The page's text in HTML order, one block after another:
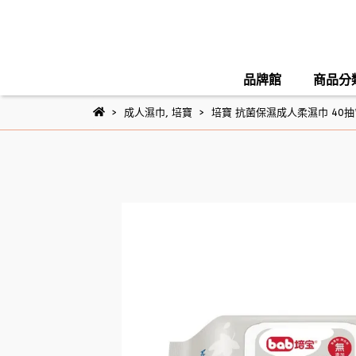
品牌館 商品分
成人濕巾 培寶 培寶 抗菌保濕成人柔濕巾 40